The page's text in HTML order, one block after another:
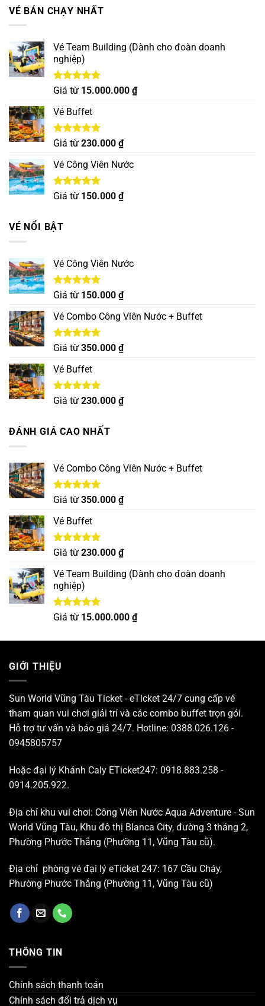
VÉ BÁN CHẠY NHẤT
Vé Team Building (Dành cho đoàn doanh
nghiệp)
Được xếp
5 sao
Giá từ 15.000.000 ₫
Vé Buffet
Được xếp
5 sao
Giá từ 230.000 ₫
Vé Công Viên Nước
Được xếp
Giá từ 150.000 ₫
VÉ NỔI BẬT
Vé Công Viên Nước
Được xếp
5 sao
Giá từ 150.000 ₫
Vé Combo Công Viên Nước + Buffet
Được xếp
5 sao
Giá từ 350.000 ₫
Vé Buffet
Được xếp
Giá từ 230.000 ₫
ĐÁNH GIÁ CAO NHẤT
Vé Combo Công Viên Nước + Buffet
Được xếp
5 sao
Giá từ 350.000 ₫
Vé Buffet
Được xếp
5 sao
Giá từ 230.000 ₫
Vé Team Building (Dành cho đoàn doanh
nghiệp)
Được xếp
Giá từ 15.000.000 ₫
GIỚI THIỆU
Sun World Vũng Tàu Ticket - eTicket 24/7 cung cấp vé
tham quan vui chơi giải trí và các combo buffet trọn gói.
Hỗ trợ tư vấn và báo giá 24/7. Hotline: 0388.026.126 -
0945805757
Hoặc đại lý Khánh Caly ETicket247: 0918.883.258 -
0914.205.922.
Địa chỉ khu vui chơi: Công Viên Nước Aqua Adventure - Sun
World Vũng Tàu, Khu đô thị Blanca City, đường 3 tháng 2,
Phường Phước Thắng (Phường 11, Vũng Tàu cũ).
Địa chỉ phòng vé đại lý eTicket 247: 167 Cầu Cháy,
Phường Phước Thắng (Phường 11, Vũng Tàu cũ)
THÔNG TIN
Chính sách thanh toán
Chính sách đổi trả dịch vụ